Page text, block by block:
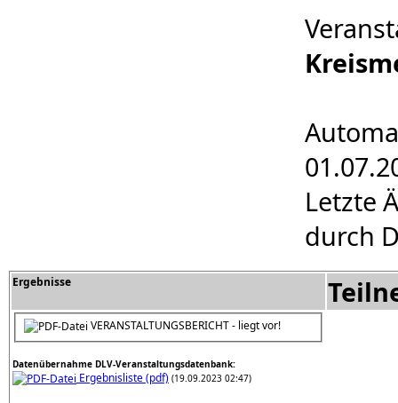
Letzte
durch
Ergebnisse
VERANSTALTUNGSBERICHT - liegt vor!
Datenübernahme DLV-Veranstaltungsdatenbank:
Ergebnisliste (pdf) (19.09.2023 02:47)